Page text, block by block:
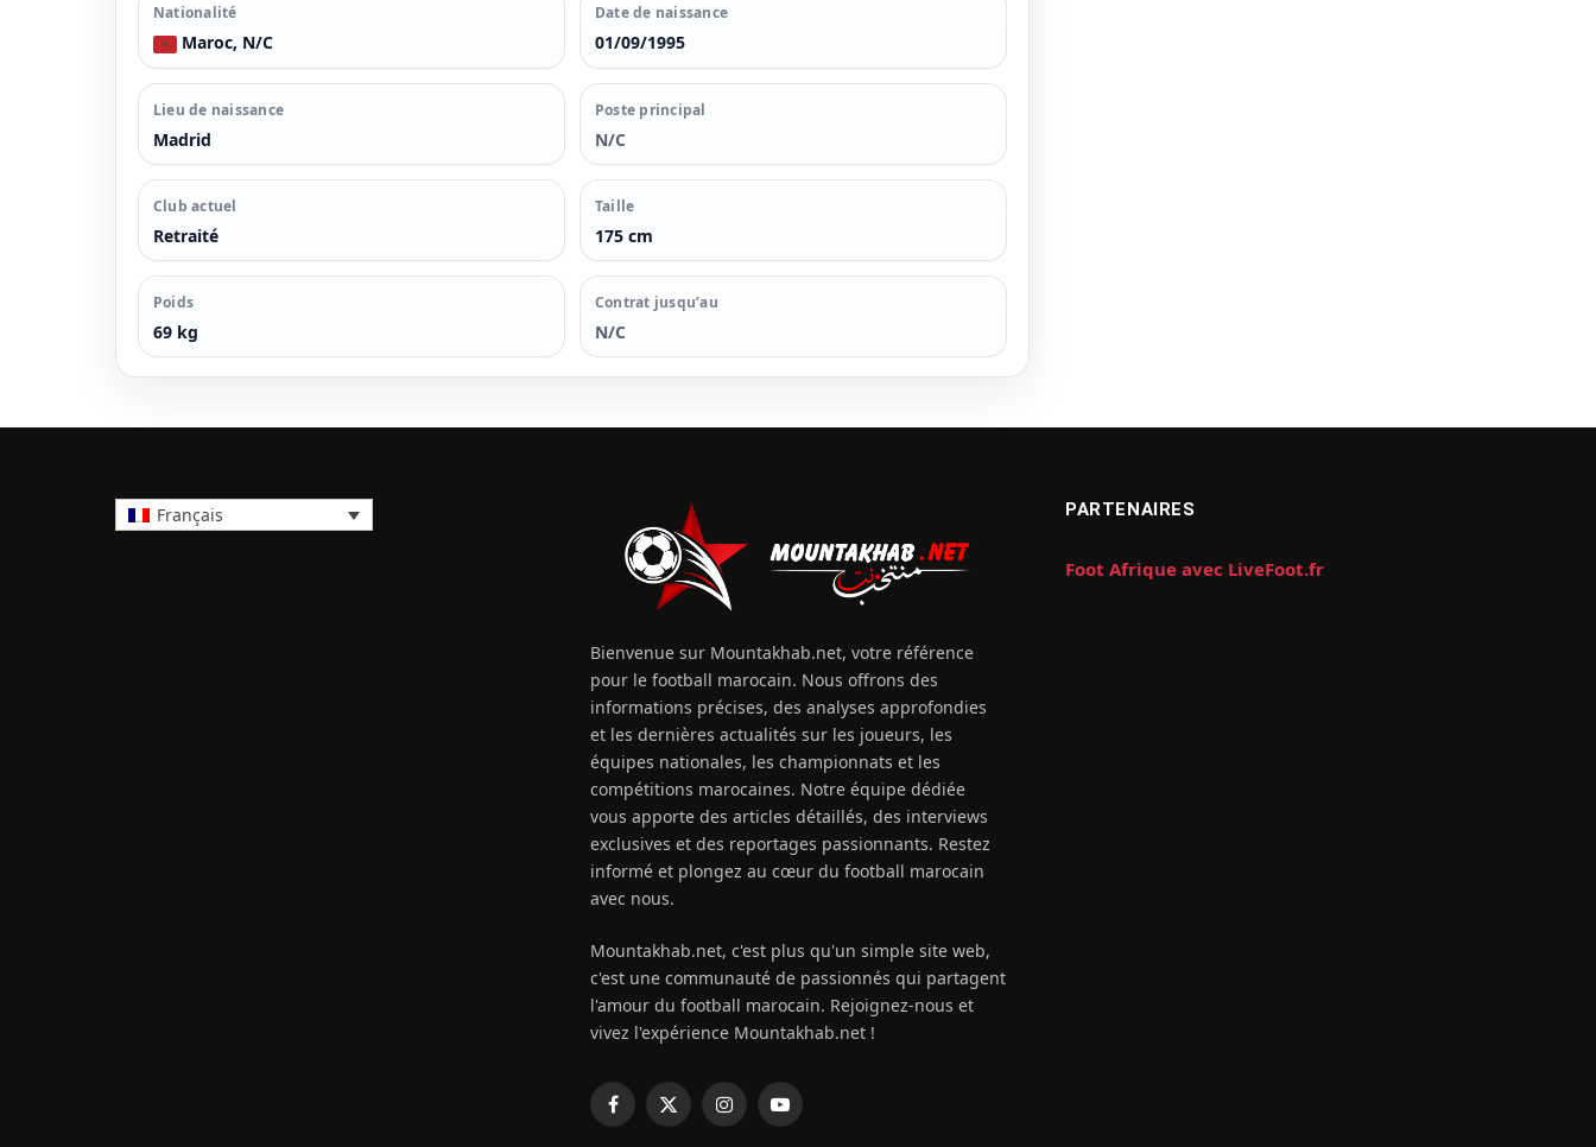
Nationalité
Maroc, N/C
Date de naissance
01/09/1995
Lieu de naissance
Madrid
Poste principal
N/C
Club actuel
Retraité
Taille
175 cm
Poids
69 kg
Contrat jusqu’au
N/C
Français
Bienvenue sur Mountakhab.net, votre référence
pour le football marocain. Nous offrons des
informations précises, des analyses approfondies
et les dernières actualités sur les joueurs, les
équipes nationales, les championnats et les
compétitions marocaines. Notre équipe dédiée
vous apporte des articles détaillés, des interviews
exclusives et des reportages passionnants. Restez
informé et plongez au cœur du football marocain
avec nous.
Mountakhab.net, c'est plus qu'un simple site web,
c'est une communauté de passionnés qui partagent
l'amour du football marocain. Rejoignez-nous et
vivez l'expérience Mountakhab.net !
Facebook
X
InstagramYouTube
PARTENAIRES
Foot Afrique avec LiveFoot.fr